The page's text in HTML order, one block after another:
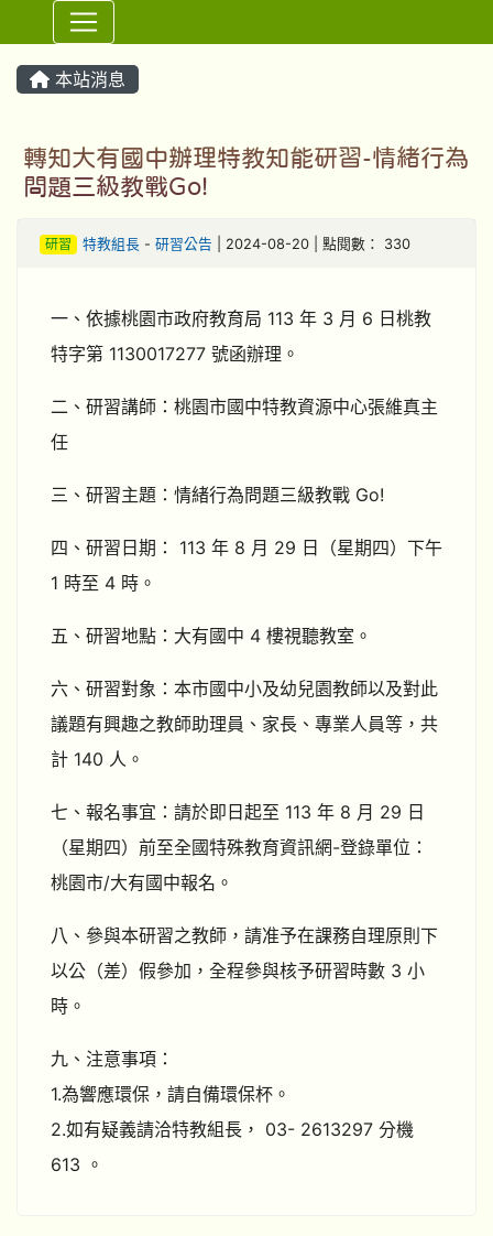
⏸
本站消息
轉知大有國中辦理特教知能研習-情緒行為
問題三級教戰Go!
研習 特教組長- 研習公告 | 2024-08-20 | 點閱數： 330
一、依據桃園市政府教育局 113 年 3 月 6 日桃教
特字第 1130017277 號函辦理。
二、研習講師：桃園市國中特教資源中心張維真主
任
三、研習主題：情緒行為問題三級教戰 Go!
四、研習日期： 113 年 8 月 29 日（星期四）下午
1 時至 4 時。
五、研習地點：大有國中 4 樓視聽教室。
六、研習對象：本市國中小及幼兒園教師以及對此
議題有興趣之教師助理員、家長、專業人員等，共
計 140 人。
七、報名事宜：請於即日起至 113 年 8 月 29 日
（星期四）前至全國特殊教育資訊網-登錄單位：
桃園市/大有國中報名。
八、參與本研習之教師，請准予在課務自理原則下
以公（差）假參加，全程參與核予研習時數 3 小
時。
九、注意事項：
1.為響應環保，請自備環保杯。
2.如有疑義請洽特教組長， 03- 2613297 分機
613 。